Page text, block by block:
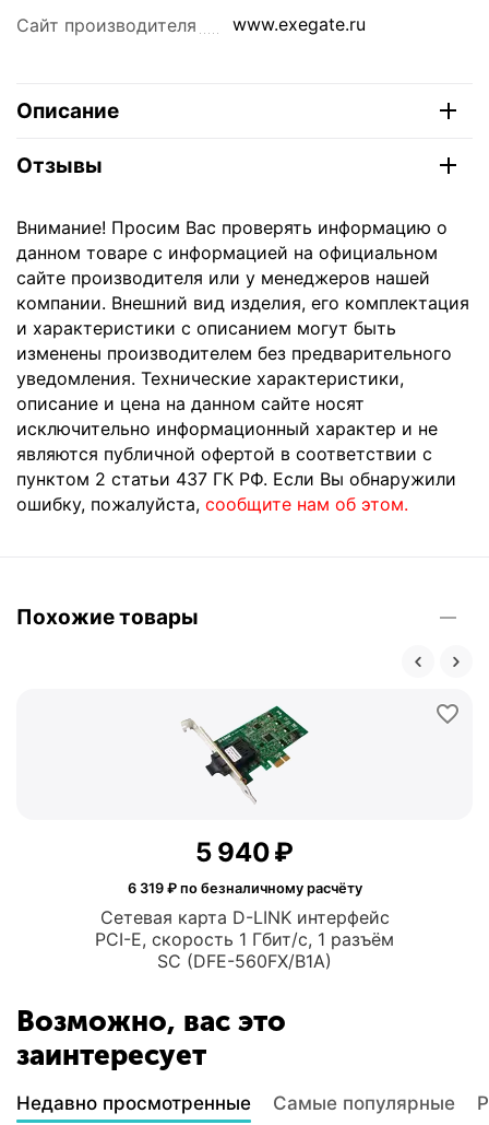
Сайт производителя www.exegate.ru
Описание
Отзывы
Внимание! Просим Вас проверять информацию о
данном товаре с информацией на официальном
сайте производителя или у менеджеров нашей
компании. Внешний вид изделия, его комплектация
и характеристики с описанием могут быть
изменены производителем без предварительного
уведомления. Технические характеристики,
описание и цена на данном сайте носят
исключительно информационный характер и не
являются публичной офертой в соответствии с
пунктом 2 статьи 437 ГК РФ. Если Вы обнаружили
ошибку, пожалуйста, сообщите нам об этом.
Похожие товары
Сетевая карта D-LINK интерфейс
PCI-E, скорость 1 Гбит/с, 1 разъём
SC (DFE-560FX/B1A)
5 940₽
6 319₽ по безналичному расчёту
Возможно, вас это
заинтересует
Недавно просмотренные Самые популярные